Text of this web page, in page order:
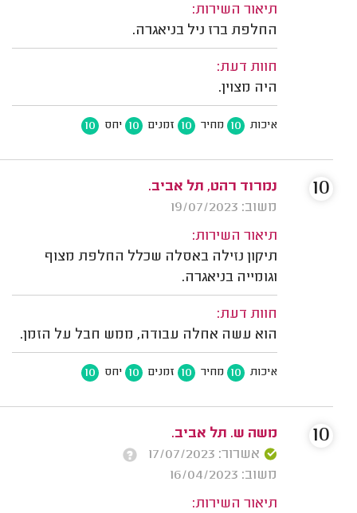
תיאור השירות:
החלפת ברז ניל בניאגרה.
חוות דעת:
היה מצוין.
איכות 10 מחיר 10 זמנים 10 יחס 10
נמרוד רהט, תל אביב.
משוב: 19/07/2023
תיאור השירות:
תיקון נזילה באסלה שכלל החלפת מצוף
וגומייה בניאגרה.
חוות דעת:
הוא עשה אחלה עבודה, ממש חבל על הזמן.
איכות 10 מחיר 10 זמנים 10 יחס 10
10
משה ש. תל אביב.
אשרור: 17/07/2023
משוב: 16/04/2023
תיאור השירות:
10